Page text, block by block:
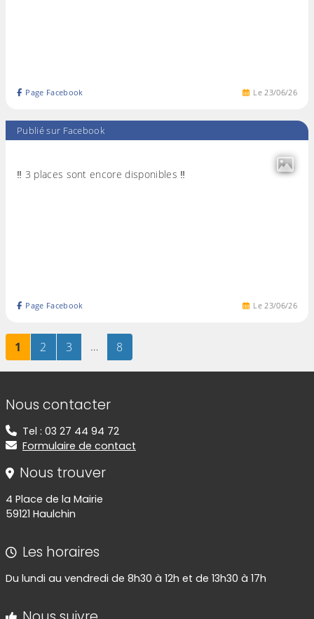
Le23/06/26
Page Facebook
Publié sur Facebook
‼️ 3 places sont encore disponibles ‼️
Le23/06/26
Page Facebook
Page
1 sur 8Page
2 sur 8Page
3sur 8
… Page
8
Informations de contact
Nous contacter
Tel : 03 27 44 94 72
Formulaire de contact
Nous trouver
4 Place de la Mairie
59121 Haulchin
Les horaires
Du lundi au vendredi de 8h30 à 12h et de 13h30 à 17h